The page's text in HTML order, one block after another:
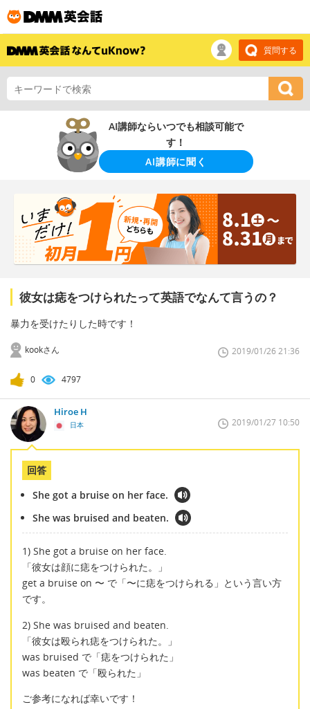
質問する
AI講師ならいつでも相談可能で
す！
AI講師に聞く
彼女は痣をつけられたって英語でなんて言うの？
暴力を受けたりした時です！
kookさん 2019/01/26 21:36
0 4797
Hiroe H
日本 2019/01/27 10:50
回答
She got a bruise on her face.
She was bruised and beaten.
1) She got a bruise on her face.
「彼女は顔に痣をつけられた。」
get a bruise on 〜 で「〜に痣をつけられる」という言い方
です。
2) She was bruised and beaten.
「彼女は殴られ痣をつけられた。」
was bruised で「痣をつけられた」
was beaten で「殴られた」
ご参考になれば幸いです！